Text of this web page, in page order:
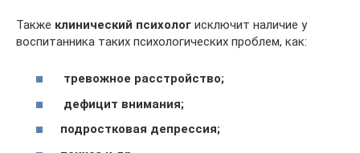
Также клинический психолог исключит наличие у
воспитанника таких психологических проблем, как:
тревожное расстройство;
дефицит внимания;
подростковая депрессия;